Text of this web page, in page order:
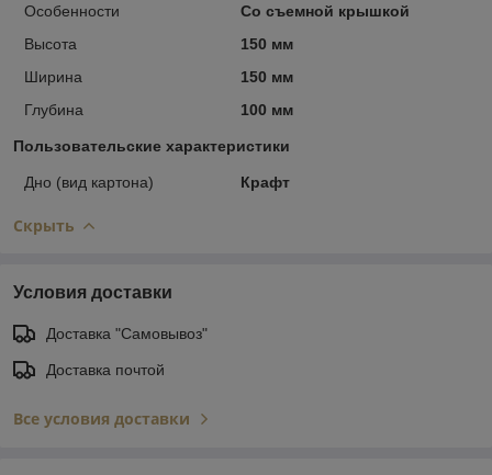
Особенности
Со съемной крышкой
Высота
150 мм
Ширина
150 мм
Глубина
100 мм
Пользовательские характеристики
Дно (вид картона) Крафт
Скрыть
Условия доставки
Доставка "Самовывоз"
Доставка почтой
Все условия доставки